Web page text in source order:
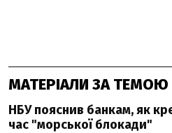
МАТЕРІАЛИ ЗА ТЕМОЮ
НБУ пояснив банкам, як
час "морської блокади"